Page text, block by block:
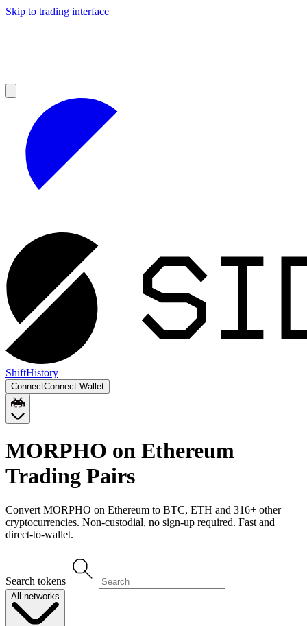
Skip to trading interface
ShiftHistory
ConnectConnect Wallet
MORPHO on Ethereum
Trading Pairs
Convert MORPHO on Ethereum to BTC, ETH and 316+ other
cryptocurrencies. Non-custodial, no sign-up required. Fast and
direct-to-wallet.
Search tokens
All networks